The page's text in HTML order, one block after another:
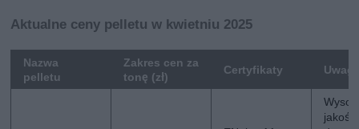
Aktualne ceny pelletu w kwietniu 2025
Nazwa
pelletu
Zakres cen za
tonę (zł)
Certyfikaty Uwagi